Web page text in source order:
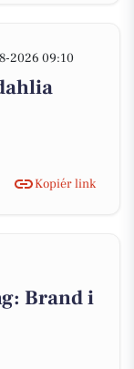
2026 09:10
Kopiér link
Brand i